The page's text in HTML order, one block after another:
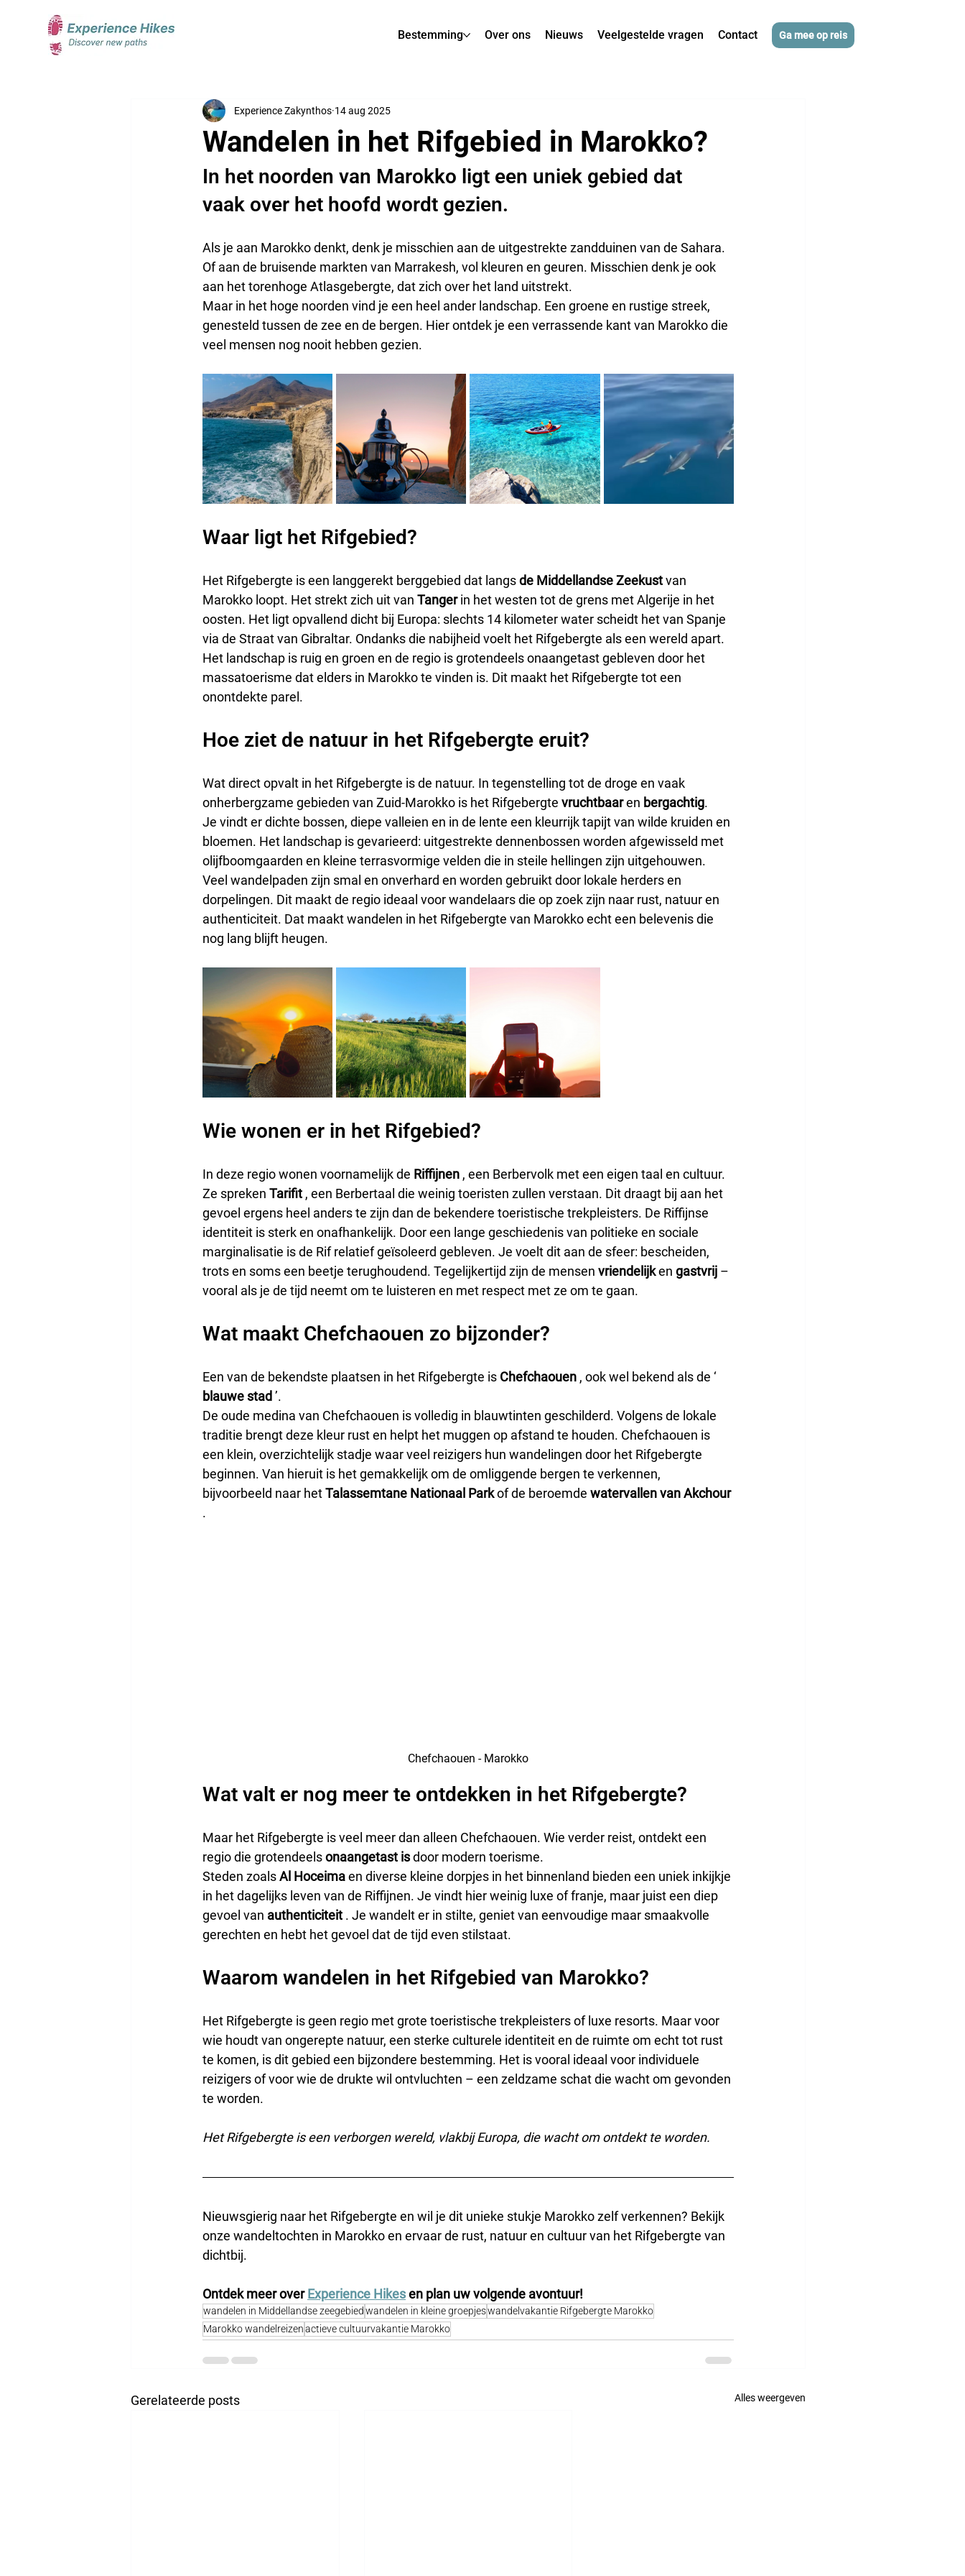
Bestemming Over ons Nieuws Veelgestelde vragen Contact Ga mee op reis
Wandelen in het Rifgebied in Marokko?
Experience Zakynthos 14 aug 2025
In het noorden van Marokko ligt een uniek gebied dat
vaak over het hoofd wordt gezien.
Als je aan Marokko denkt, denk je misschien aan de uitgestrekte zandduinen van de Sahara.
Of aan de bruisende markten van Marrakesh, vol kleuren en geuren. Misschien denk je ook
aan het torenhoge Atlasgebergte, dat zich over het land uitstrekt.
Maar in het hoge noorden vind je een heel ander landschap. Een groene en rustige streek,
genesteld tussen de zee en de bergen. Hier ontdek je een verrassende kant van Marokko die
veel mensen nog nooit hebben gezien.
Waar ligt het Rifgebied?
Het Rifgebergte is een langgerekt berggebied dat langs de Middellandse Zeekust van
Marokko loopt. Het strekt zich uit van Tanger in het westen tot de grens met Algerije in het
oosten. Het ligt opvallend dicht bij Europa: slechts 14 kilometer water scheidt het van Spanje
via de Straat van Gibraltar. Ondanks die nabijheid voelt het Rifgebergte als een wereld apart.
Het landschap is ruig en groen en de regio is grotendeels onaangetast gebleven door het
massatoerisme dat elders in Marokko te vinden is. Dit maakt het Rifgebergte tot een
onontdekte parel.
Hoe ziet de natuur in het Rifgebergte eruit?
Wat direct opvalt in het Rifgebergte is de natuur. In tegenstelling tot de droge en vaak
onherbergzame gebieden van Zuid-Marokko is het Rifgebergte vruchtbaar en bergachtig.
Je vindt er dichte bossen, diepe valleien en in de lente een kleurrijk tapijt van wilde kruiden en
bloemen. Het landschap is gevarieerd: uitgestrekte dennenbossen worden afgewisseld met
olijfboomgaarden en kleine terrasvormige velden die in steile hellingen zijn uitgehouwen.
Veel wandelpaden zijn smal en onverhard en worden gebruikt door lokale herders en
dorpelingen. Dit maakt de regio ideaal voor wandelaars die op zoek zijn naar rust, natuur en
authenticiteit. Dat maakt wandelen in het Rifgebergte van Marokko echt een belevenis die
nog lang blijft heugen.
Wie wonen er in het Rifgebied?
In deze regio wonen voornamelijk de Riffijnen , een Berbervolk met een eigen taal en cultuur.
Ze spreken Tarifit , een Berbertaal die weinig toeristen zullen verstaan. Dit draagt bij aan het
gevoel ergens heel anders te zijn dan de bekendere toeristische trekpleisters. De Riffijnse
identiteit is sterk en onafhankelijk. Door een lange geschiedenis van politieke en sociale
marginalisatie is de Rif relatief geïsoleerd gebleven. Je voelt dit aan de sfeer: bescheiden,
trots en soms een beetje terughoudend. Tegelijkertijd zijn de mensen vriendelijk en gastvrij –
vooral als je de tijd neemt om te luisteren en met respect met ze om te gaan.
Wat maakt Chefchaouen zo bijzonder?
Een van de bekendste plaatsen in het Rifgebergte is Chefchaouen , ook wel bekend als de ‘
blauwe stad ’.
De oude medina van Chefchaouen is volledig in blauwtinten geschilderd. Volgens de lokale
traditie brengt deze kleur rust en helpt het muggen op afstand te houden. Chefchaouen is
een klein, overzichtelijk stadje waar veel reizigers hun wandelingen door het Rifgebergte
beginnen. Van hieruit is het gemakkelijk om de omliggende bergen te verkennen,
bijvoorbeeld naar het Talassemtane Nationaal Park of de beroemde watervallen van Akchour
.
Chefchaouen - Marokko
Wat valt er nog meer te ontdekken in het Rifgebergte?
Maar het Rifgebergte is veel meer dan alleen Chefchaouen. Wie verder reist, ontdekt een
regio die grotendeels onaangetast is door modern toerisme.
Steden zoals Al Hoceima en diverse kleine dorpjes in het binnenland bieden een uniek inkijkje
in het dagelijks leven van de Riffijnen. Je vindt hier weinig luxe of franje, maar juist een diep
gevoel van authenticiteit . Je wandelt er in stilte, geniet van eenvoudige maar smaakvolle
gerechten en hebt het gevoel dat de tijd even stilstaat.
Waarom wandelen in het Rifgebied van Marokko?
Het Rifgebergte is geen regio met grote toeristische trekpleisters of luxe resorts. Maar voor
wie houdt van ongerepte natuur, een sterke culturele identiteit en de ruimte om echt tot rust
te komen, is dit gebied een bijzondere bestemming. Het is vooral ideaal voor individuele
reizigers of voor wie de drukte wil ontvluchten – een zeldzame schat die wacht om gevonden
te worden.
Het Rifgebergte is een verborgen wereld, vlakbij Europa, die wacht om ontdekt te worden.
Nieuwsgierig naar het Rifgebergte en wil je dit unieke stukje Marokko zelf verkennen? Bekijk
onze wandeltochten in Marokko en ervaar de rust, natuur en cultuur van het Rifgebergte van
dichtbij.
Ontdek meer over Experience Hikesen plan uw volgende avontuur!
wandelen in Middellandse zeegebiedwandelen in kleine groepjeswandelvakantie Rifgebergte Marokko
Marokko wandelreizenactieve cultuurvakantie Marokko
Gerelateerde posts Alles weergeven